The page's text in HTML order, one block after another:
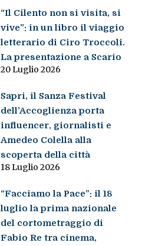
“Il Cilento non si visita, si
vive”: in un libro il viaggio
letterario di Ciro Troccoli.
La presentazione a Scario
20 Luglio 2026
Sapri, il Sanza Festival
dell’Accoglienza porta
influencer, giornalisti e
Amedeo Colella alla
scoperta della città
18 Luglio 2026
“Facciamo la Pace”: il 18
luglio la prima nazionale
del cortometraggio di
Fabio Re tra cinema,